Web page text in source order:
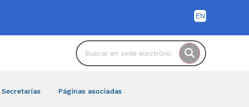
Secretarías Páginas asociadas